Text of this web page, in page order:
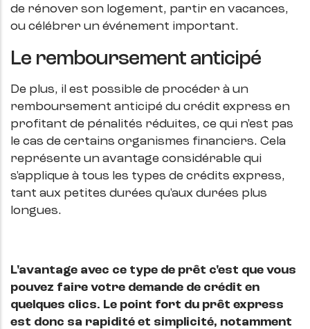
de rénover son logement, partir en vacances,
ou célébrer un événement important.
Le remboursement anticipé
De plus, il est possible de procéder à un
remboursement anticipé du crédit express en
profitant de pénalités réduites, ce qui n'est pas
le cas de certains organismes financiers. Cela
représente un avantage considérable qui
s'applique à tous les types de crédits express,
tant aux petites durées qu'aux durées plus
longues.
L'avantage avec ce type de prêt c'est que vous
pouvez faire votre demande de crédit en
quelques clics. Le point fort du prêt express
est donc sa rapidité et simplicité, notamment